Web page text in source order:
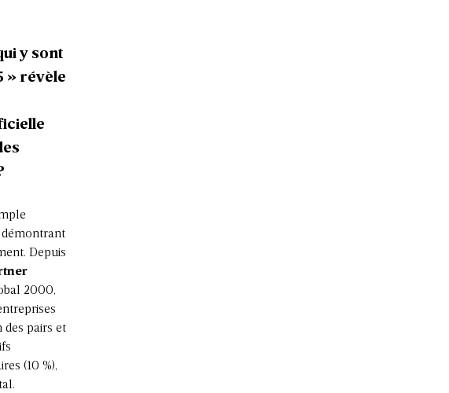
y sont
» révèle
démontrant
Depuis
2000,
des pairs et
(10 %),